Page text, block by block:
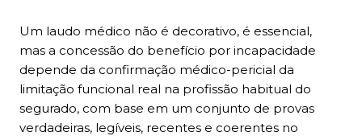
Um laudo médico não é decorativo, é essencial,
mas a concessão do benefício por incapacidade
depende da confirmação médico-pericial da
limitação funcional real na profissão habitual do
segurado, com base em um conjunto de provas
verdadeiras, legíveis, recentes e coerentes no